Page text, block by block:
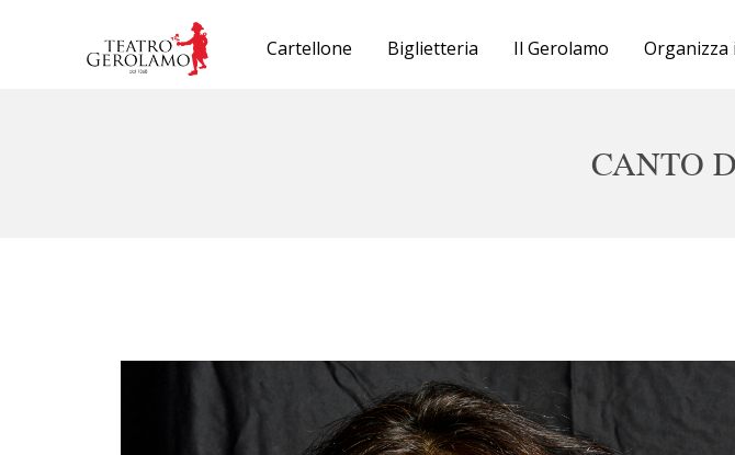
Cartellone Biglietteria Il Gerolamo Organizza
CANTO
Organizza il